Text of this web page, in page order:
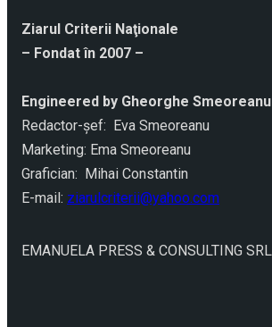
Ziarul Criterii Naţionale
– Fondat în 2007 –
Engineered by Gheorghe Smeoreanu
Redactor-şef: Eva Smeoreanu
Marketing: Ema Smeoreanu
Grafician: Mihai Constantin
E-mail: ziarulcriterii@yahoo.com
EMANUELA PRESS & CONSULTING SRL